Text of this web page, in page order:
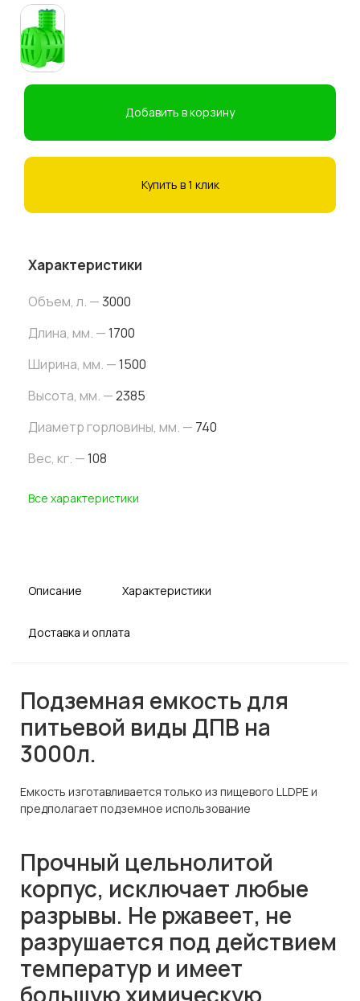
Добавить в корзину
Купить в 1 клик
Характеристики
Объем, л. —3000
Длина, мм. —1700
Ширина, мм. —1500
Высота, мм. —2385
Диаметр горловины, мм. — 740
Вес, кг. —108
Все характеристики
Описание Характеристики
Доставка и оплата
Подземная емкость для
питьевой виды ДПВ на
3000л.
Емкость изготавливается только из пищевого LLDPE и
предполагает подземное использование
Прочный цельнолитой
корпус, исключает любые
разрывы. Не ржавеет, не
разрушается под действием
температур и имеет
большую химическую